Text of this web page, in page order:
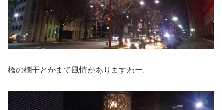
橋の欄干とかまで風情がありますわー。